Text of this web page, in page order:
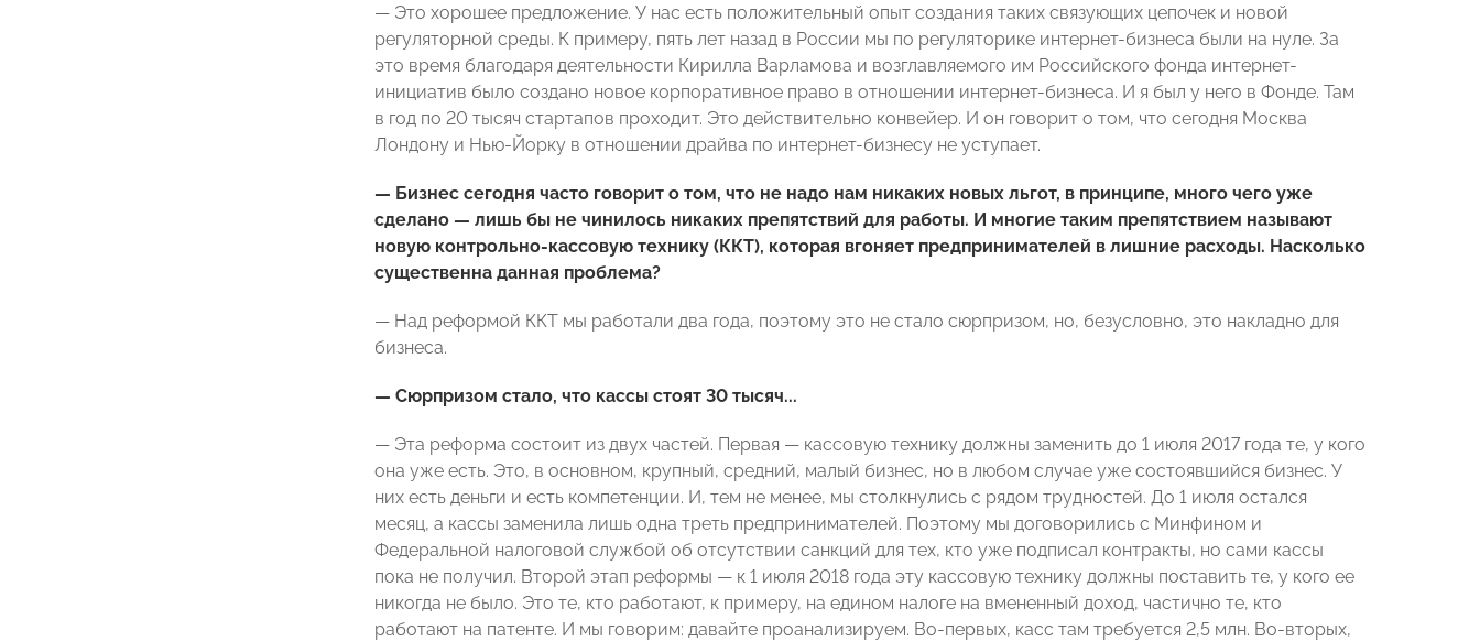
— Это хорошее предложение. У нас есть положительный опыт создания таких связующих цепочек и новой
регуляторной среды. К примеру, пять лет назад в России мы по регуляторике интернет-бизнеса были на нуле. За
это время благодаря деятельности Кирилла Варламова и возглавляемого им Российского фонда интернет-
инициатив было создано новое корпоративное право в отношении интернет-бизнеса. И я был у него в Фонде. Там
в год по 20 тысяч стартапов проходит. Это действительно конвейер. И он говорит о том, что сегодня Москва
Лондону и Нью-Йорку в отношении драйва по интернет-бизнесу не уступает.
— Бизнес сегодня часто говорит о том, что не надо нам никаких новых льгот, в принципе, много чего уже
сделано — лишь бы не чинилось никаких препятствий для работы. И многие таким препятствием называют
новую контрольно-кассовую технику (ККТ), которая вгоняет предпринимателей в лишние расходы. Насколько
существенна данная проблема?
— Над реформой ККТ мы работали два года, поэтому это не стало сюрпризом, но, безусловно, это накладно для
бизнеса.
— Сюрпризом стало, что кассы стоят 30 тысяч...
— Эта реформа состоит из двух частей. Первая — кассовую технику должны заменить до 1 июля 2017 года те, у кого
она уже есть. Это, в основном, крупный, средний, малый бизнес, но в любом случае уже состоявшийся бизнес. У
них есть деньги и есть компетенции. И, тем не менее, мы столкнулись с рядом трудностей. До 1 июля остался
месяц, а кассы заменила лишь одна треть предпринимателей. Поэтому мы договорились с Минфином и
Федеральной налоговой службой об отсутствии санкций для тех, кто уже подписал контракты, но сами кассы
пока не получил. Второй этап реформы — к 1 июля 2018 года эту кассовую технику должны поставить те, у кого ее
никогда не было. Это те, кто работают, к примеру, на едином налоге на вмененный доход, частично те, кто
работают на патенте. И мы говорим: давайте проанализируем. Во-первых, касс там требуется 2,5 млн. Во-вторых,